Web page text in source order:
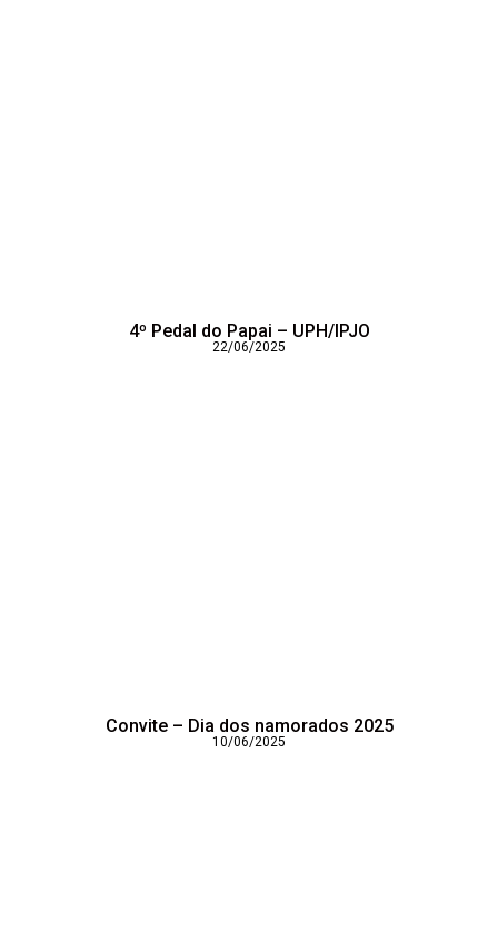
4º Pedal do Papai – UPH/IPJO
22/06/2025
Convite – Dia dos namorados 2025
10/06/2025